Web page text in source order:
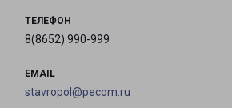
ТЕЛЕФОН
8(8652) 990-999
EMAIL
stavropol@pecom.ru